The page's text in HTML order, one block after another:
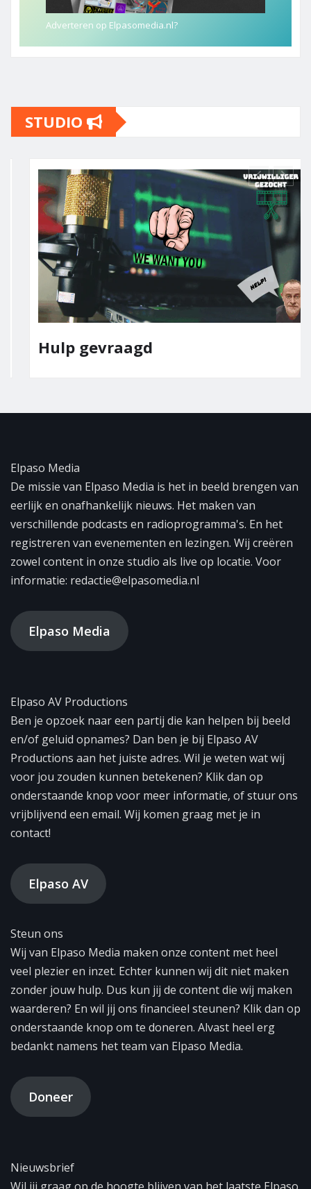
Adverteren op Elpasomedia.nl?
STUDIO
Hulp gevraagd
Elpaso Media
De missie van Elpaso Media is het in beeld brengen van
eerlijk en onafhankelijk nieuws. Het maken van
verschillende podcasts en radioprogramma's. En het
registreren van evenementen en lezingen. Wij creëren
zowel content in onze studio als live op locatie. Voor
informatie: redactie@elpasomedia.nl
Elpaso Media
Elpaso AV Productions
Ben je opzoek naar een partij die kan helpen bij beeld
en/of geluid opnames? Dan ben je bij Elpaso AV
Productions aan het juiste adres. Wil je weten wat wij
voor jou zouden kunnen betekenen? Klik dan op
onderstaande knop voor meer informatie, of stuur ons
vrijblijvend een email. Wij komen graag met je in
contact!
Elpaso AV
Steun ons
Wij van Elpaso Media maken onze content met heel
veel plezier en inzet. Echter kunnen wij dit niet maken
zonder jouw hulp. Dus kun jij de content die wij maken
waarderen? En wil jij ons financieel steunen? Klik dan op
onderstaande knop om te doneren. Alvast heel erg
bedankt namens het team van Elpaso Media.
Doneer
Nieuwsbrief